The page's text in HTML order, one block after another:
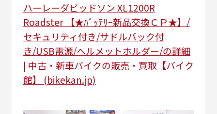
ハーレーダビッドソン XL1200R
Roadster 【★ﾊﾞｯﾃﾘｰ新品交換ＣＰ★】/
セキュリティ付き/サドルバック付
き/USB電源/ヘルメットホルダー/の詳細
| 中古・新車バイクの販売・買取【バイク
館】 (bikekan.jp)